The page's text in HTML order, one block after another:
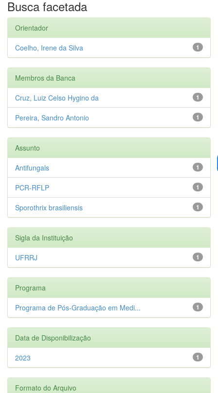
Busca facetada
Orientador
1
Coelho, Irene da Silva
Membros da Banca
1
Cruz, Luiz Celso Hygino da
1
Pereira, Sandro Antonio
Assunto
1
Antifungals
1
PCR-RFLP
1
Sporothrix brasiliensis
Sigla da Instituição
1
UFRRJ
Programa
1
Programa de Pós-Graduação em Medi...
Data de Disponibilização
1
2023
Formato do Arquivo